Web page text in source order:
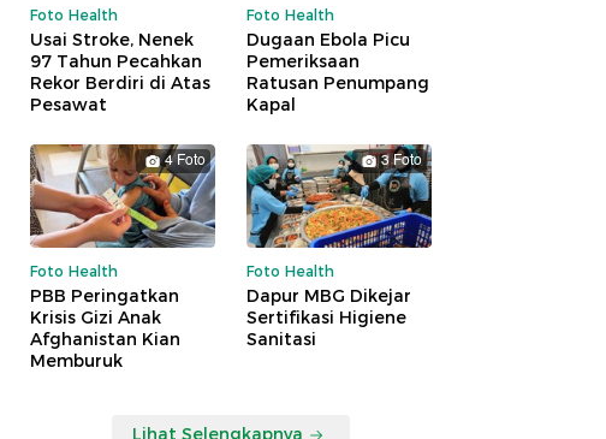
Foto Health
Usai Stroke, Nenek
97 Tahun Pecahkan
Rekor Berdiri di Atas
Pesawat
Foto Health
Dugaan Ebola Picu
Pemeriksaan
Ratusan Penumpang
Kapal
4 Foto
Foto Health
PBB Peringatkan
Krisis Gizi Anak
Afghanistan Kian
Memburuk
3 Foto
Foto Health
Dapur MBG Dikejar
Sertifikasi Higiene
Sanitasi
Lihat Selengkapnya